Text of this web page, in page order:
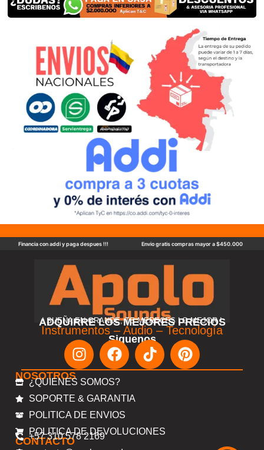
Financia con addi y paga despues !!! Envio gratis compras mayor a $450.000
ADQUIRRE LOS MEJORES PRECIOS
! SUEÑA EN GRANDE, TE MERECES LO MEJOR !
Instrumentos – Audio – Tecnología
Siguenos
NOSOTROS
¿QUIENES SOMOS?
SOPORTE & GARANTIA
POLITICA DE ENVIOS
POLITICA DE DEVOLUCIONES
CONTACTO
+57 310 578 2169